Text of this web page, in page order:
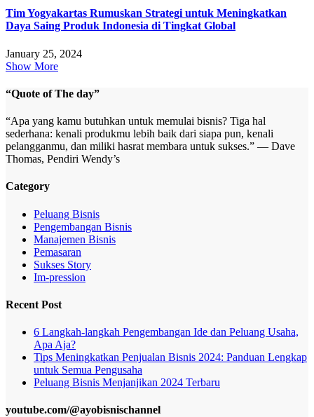
Tim Yogyakartas Rumuskan Strategi untuk Meningkatkan
Daya Saing Produk Indonesia di Tingkat Global
January 25, 2024
Show More
“Quote of The day”
“Apa yang kamu butuhkan untuk memulai bisnis? Tiga hal
sederhana: kenali produkmu lebih baik dari siapa pun, kenali
pelangganmu, dan miliki hasrat membara untuk sukses.” — Dave
Thomas, Pendiri Wendy’s
Category
Peluang Bisnis
Pengembangan Bisnis
Manajemen Bisnis
Pemasaran
Sukses Story
Im-pression
Recent Post
6 Langkah-langkah Pengembangan Ide dan Peluang Usaha,
Apa Aja?
Tips Meningkatkan Penjualan Bisnis 2024: Panduan Lengkap
untuk Semua Pengusaha
Peluang Bisnis Menjanjikan 2024 Terbaru
youtube.com/@ayobisnischannel